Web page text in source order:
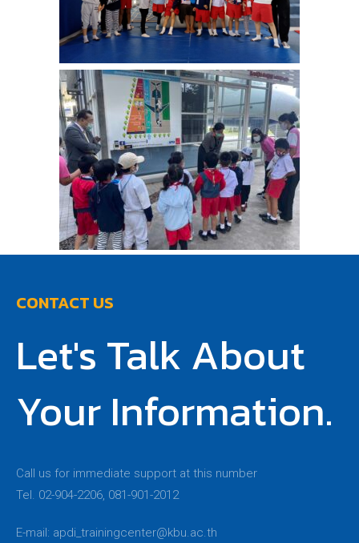
CONTACT US
Let's Talk About
Your Information.
Call us for immediate support at this number
Tel. 02-904-2206, 081-901-2012
E-mail: apdi_trainingcenter@kbu.ac.th